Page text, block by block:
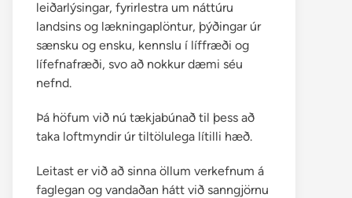
leiðarlýsingar, fyrirlestra um náttúru
landsins og lækningaplöntur, þýðingar úr
sænsku og ensku, kennslu í líffræði og
lífefnafræði, svo að nokkur dæmi séu
nefnd.
Þá höfum við nú tækjabúnað til þess að
taka loftmyndir úr tiltölulega lítilli hæð.
Leitast er við að sinna öllum verkefnum á
faglegan og vandaðan hátt við sanngjörnu